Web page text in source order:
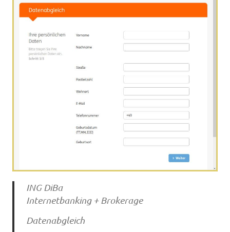
ING DiBa
Internetbanking + Brokerage
Datenabgleich